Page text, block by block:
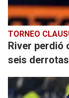
TORNEO
River perdió
seis